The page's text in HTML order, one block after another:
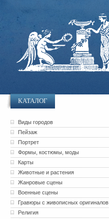
КАТАЛОГ
Виды городов
Пейзаж
Портрет
Формы, костюмы, моды
Карты
Животные и растения
Жанровые сцены
Военные сцены
Гравюры с живописных оригиналов
Религия